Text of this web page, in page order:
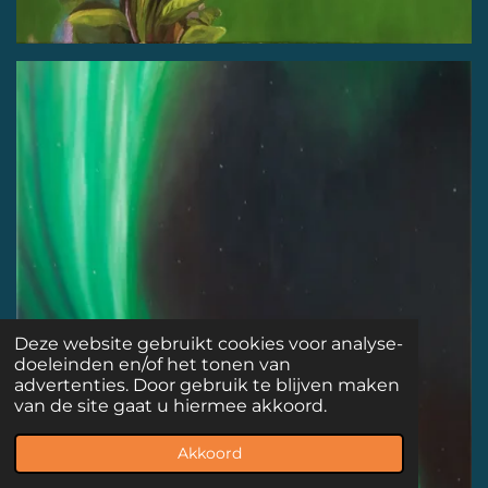
Deze website gebruikt cookies voor analyse-
doeleinden en/of het tonen van
advertenties. Door gebruik te blijven maken
van de site gaat u hiermee akkoord.
Akkoord